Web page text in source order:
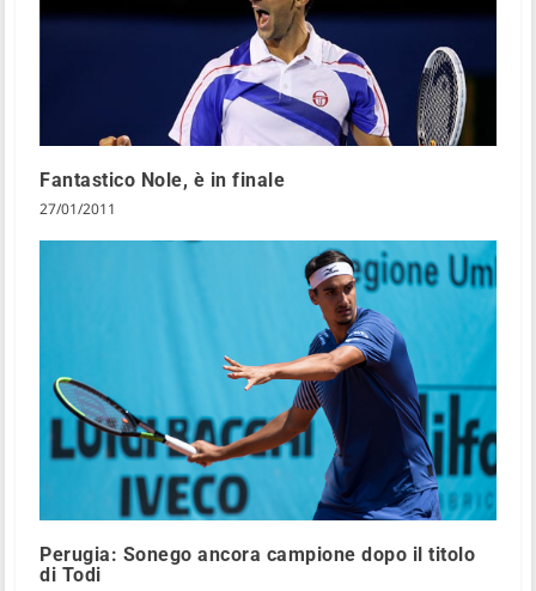
Fantastico Nole, è in finale
27/01/2011
Perugia: Sonego ancora campione dopo il titolo
di Todi